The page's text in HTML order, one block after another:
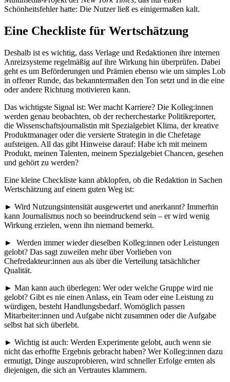
Schönheitsfehler hatte: Die Nutzer ließ es einigermaßen kalt.
Eine Checkliste für Wertschätzung
Deshalb ist es wichtig, dass Verlage und Redaktionen ihre internen
Anreizsysteme regelmäßig auf ihre Wirkung hin überprüfen. Dabei
geht es um Beförderungen und Prämien ebenso wie um simples Lob
in offener Runde, das bekanntermaßen den Ton setzt und in die eine
oder andere Richtung motivieren kann.
Das wichtigste Signal ist: Wer macht Karriere? Die Kolleg:innen
werden genau beobachten, ob der recherchestarke Politikreporter,
die Wissenschaftsjournalistin mit Spezialgebiet Klima, der kreative
Produktmanager oder die versierte Strategin in die Chefetage
aufsteigen. All das gibt Hinweise darauf: Habe ich mit meinem
Produkt, meinen Talenten, meinem Spezialgebiet Chancen, gesehen
und gehört zu werden?
Eine kleine Checkliste kann abklopfen, ob die Redaktion in Sachen
Wertschätzung auf einem guten Weg ist:
► Wird Nutzungsintensität ausgewertet und anerkannt? Immerhin
kann Journalismus noch so beeindruckend sein – er wird wenig
Wirkung erzielen, wenn ihn niemand bemerkt.
► Werden immer wieder dieselben Kolleg:innen oder Leistungen
gelobt? Das sagt zuweilen mehr über Vorlieben von
Chefredakteur:innen aus als über die Verteilung tatsächlicher
Qualität.
► Man kann auch überlegen: Wer oder welche Gruppe wird nie
gelobt? Gibt es nie einen Anlass, ein Team oder eine Leistung zu
würdigen, besteht Handlungsbedarf. Womöglich passen
Mitarbeiter:innen und Aufgabe nicht zusammen oder die Aufgabe
selbst hat sich überlebt.
► Wichtig ist auch: Werden Experimente gelobt, auch wenn sie
nicht das erhoffte Ergebnis gebracht haben? Wer Kolleg:innen dazu
ermutigt, Dinge auszuprobieren, wird schneller Erfolge ernten als
diejenigen, die sich an Vertrautes klammern.